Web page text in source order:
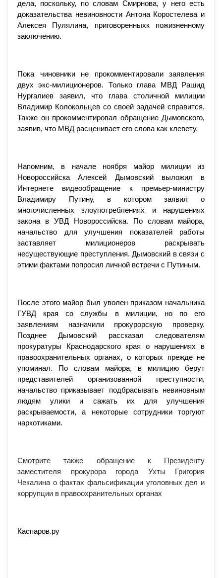
дела, поскольку, по словам Смирнова, у него есть
доказательства невиновности Антона Коростелева и
Алексея Пулялина, приговоренныхк пожизненному
заключению.
Пока чиновники не прокомментировали заявления
двух экс-милиционеров. Только глава МВД Рашид
Нургалиев заявил, что глава столичной милиции
Владимир Колокольцев со своей задачей справится.
Также он прокомментировал обращение Дымовского,
заявив, что МВД расценивает его слова как клевету.
Напомним, в начале ноября майор милиции из
Новороссийска Алексей Дымовский выложил в
Интернете видеообращение к премьер-министру
Владимиру Путину, в котором заявил о
многочисленных злоупотреблениях и нарушениях
закона в УВД Новороссийска. По словам майора,
начальство для улучшения показателей работы
заставляет милиционеров раскрывать
несуществующие преступления. Дымовский в связи с
этими фактами попросил личной встречи с Путиным.
После этого майор был уволен приказом начальника
ГУВД края со службы в милиции, но по его
заявлениям назначили прокурорскую проверку.
Позднее Дымовский рассказал следователям
прокуратуры Краснодарского края о нарушениях в
правоохранительных органах, о которых прежде не
упоминал. По словам майора, в милицию берут
представителей организованной преступности,
начальство приказывает подбрасывать невиновным
людям улики и сажать их для улучшения
раскрываемости, а некоторые сотрудники торгуют
наркотиками.
Смотрите также обращение к Президенту
заместителя прокурора города Ухты Григория
Чекалина о фактах фальсификации уголовных дел и
коррупции в правоохранительных органах
Каспаров.ру